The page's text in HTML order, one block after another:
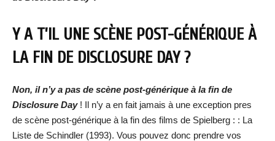
Y A T’IL UNE SCÈNE POST-GÉNÉRIQUE À
LA FIN DE DISCLOSURE DAY ?
Non, il n’y a pas de scène post-générique à la fin de
Disclosure Day ! Il n’y a en fait jamais à une exception pres
de scène post-générique à la fin des films de Spielberg : : La
Liste de Schindler (1993). Vous pouvez donc prendre vos